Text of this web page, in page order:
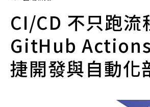
CI/CD 不只跑流
GitHub
捷開發與自動化